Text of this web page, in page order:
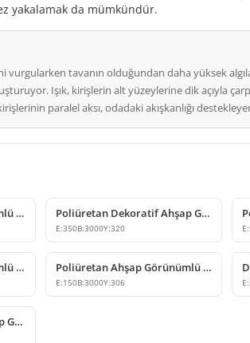
yakalamak da mümkündür.
tavanın olduğundan daha yüksek
Işık, kirişlerin alt yüzeylerine dik açıyla
paralel aksı, odadaki akışkanlığı
Poliüretan Ahşap Görünümlü Kiriş ve Mertek Modeli Poliüretan Dekoratif Ahşap Görünümlü Kiriş Modeli
E:350B:3000Y:320 E:
Poliüretan Ahşap Görünümlü Kiriş ve Mertek Modelleri Poliüretan Ahşap Görünümlü Kiriş Kütük Tasarımı
E:150B:3000Y:306 E:
Dekoratif Poliüretan Ahşap Görünümlü Kiriş ve Kütük Modeli